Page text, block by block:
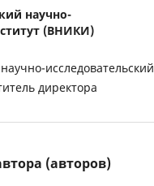
научно-
(ВНИКИ)
исследовательский
директора
(авторов)